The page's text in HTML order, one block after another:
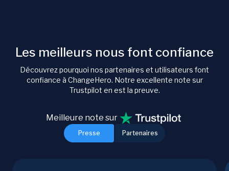
Les meilleurs nous font confiance
Découvrez pourquoi nos partenaires et utilisateurs font
confiance à ChangeHero. Notre excellente note sur
Trustpilot en est la preuve.
Presse Partenaires
Meilleure note sur